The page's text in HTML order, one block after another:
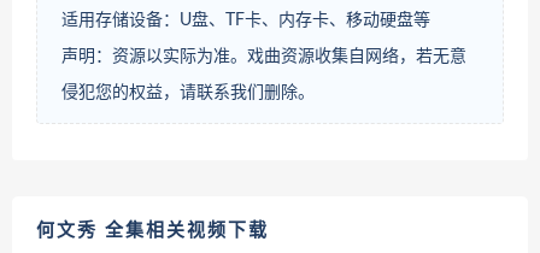
适用存储设备：U盘、TF卡、内存卡、移动硬盘等
声明：资源以实际为准。戏曲资源收集自网络，若无意
侵犯您的权益，请联系我们删除。
何文秀 全集相关视频下载